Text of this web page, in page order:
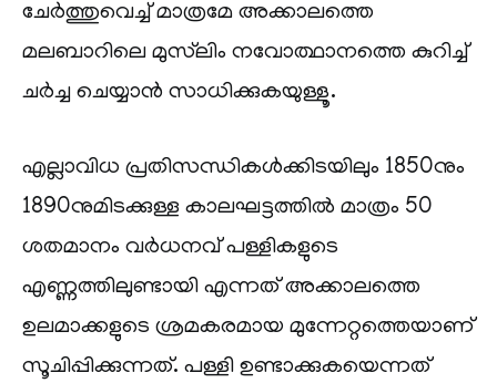
ചേർത്തുവെച്ച് മാത്രമേ അക്കാലത്തെ
മലബാറിലെ മുസ്‌ലിം നവോത്ഥാനത്തെ കുറിച്ച്
ചർച്ച ചെയ്യാൻ സാധിക്കുകയുള്ളൂ.
എല്ലാവിധ പ്രതിസന്ധികൾക്കിടയിലും 1850നും
1890നുമിടക്കുള്ള കാലഘട്ടത്തിൽ മാത്രം 50
ശതമാനം വർധനവ് പള്ളികളുടെ
എണ്ണത്തിലുണ്ടായി എന്നത് അക്കാലത്തെ
ഉലമാക്കളുടെ ശ്രമകരമായ മുന്നേറ്റത്തെയാണ്
സൂചിപ്പിക്കുന്നത്. പള്ളി ഉണ്ടാക്കുകയെന്നത്